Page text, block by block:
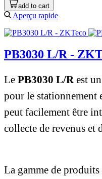
add to cart
Aperçu rapide
PB3030 L/R -
Le PB3030 L/Rest
pour le stationnement
peut facilement être
collecte de revenus et
La gamme de produits